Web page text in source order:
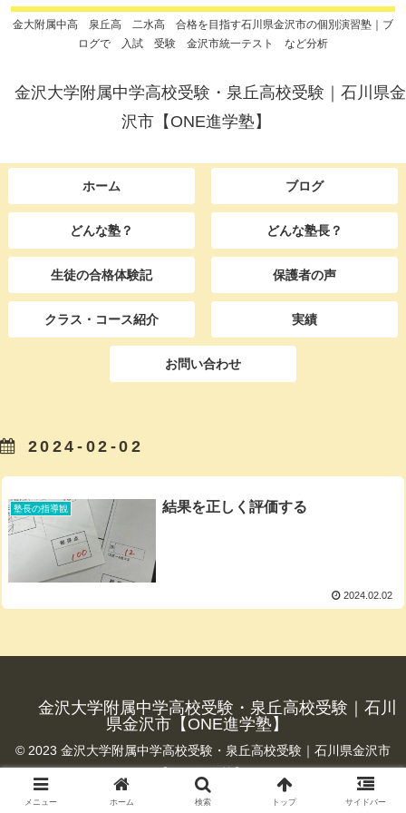
金大附属中高 泉丘高 二水高 合格を目指す石川県金沢市の個別演習塾｜ブ
ログで 入試 受験 金沢市統一テスト など分析
金沢大学附属中学高校受験・泉丘高校受験｜石川県金
沢市【ONE進学塾】
ホーム ブログ
どんな塾？ どんな塾長？
生徒の合格体験記 保護者の声
クラス・コース紹介 実績
お問い合わせ
2024-02-02
塾長の指導観 結果を正しく評価する
2024.02.02
金沢大学附属中学高校受験・泉丘高校受験｜石川
県金沢市【ONE進学塾】
© 2023 金沢大学附属中学高校受験・泉丘高校受験｜石川県金沢市
【ONE進学塾】.
メニュー ホーム 検索 トップ サイドバー